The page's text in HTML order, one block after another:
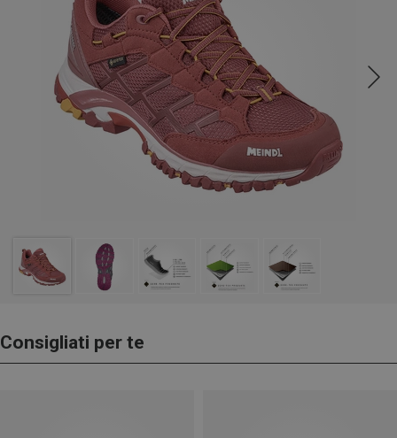
Consigliati per te